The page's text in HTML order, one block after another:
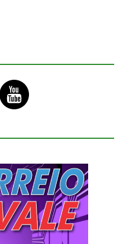
youtube